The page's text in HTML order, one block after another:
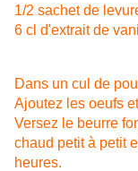
1/2 sachet de
6 cl d'extrait de
Dans un cul de
Ajoutez les oeufs
Versez le beurre
chaud petit à petit
heures.